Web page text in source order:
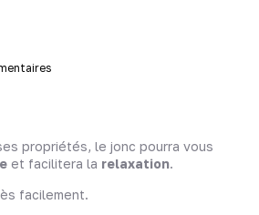
propriétés, le jonc pourra vous
et facilitera la relaxation.
facilement.